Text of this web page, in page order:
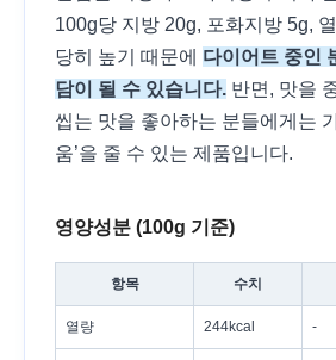
100g당 지방 20g, 포화지방 5g,
당히 높기 때문에 다이어트 중인
담이 될 수 있습니다. 반면, 맛을
씹는 맛을 좋아하는 분들에게는
움’을 줄 수 있는 제품입니다.
영양성분 (100g 기준)
항목 수치
열량 244kcal -